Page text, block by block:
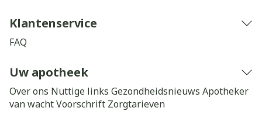
Klantenservice
FAQ
Uw apotheek
Over ons Nuttige links Gezondheidsnieuws Apotheker
van wachtVoorschrift Zorgtarieven